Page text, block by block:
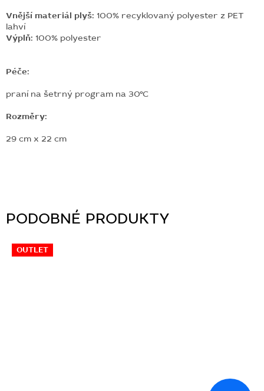
Vnější materiál plyš: 100% recyklovaný polyester z PET
lahví
Výplň: 100% polyester
Péče:
praní na šetrný program na 30°C
Rozměry:
29 cm x 22 cm
OUTLET